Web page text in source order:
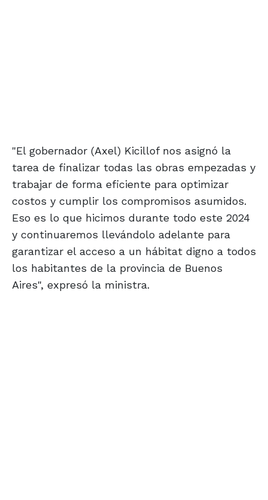
"El gobernador (Axel) Kicillof nos asignó la
tarea de finalizar todas las obras empezadas y
trabajar de forma eficiente para optimizar
costos y cumplir los compromisos asumidos.
Eso es lo que hicimos durante todo este 2024
y continuaremos llevándolo adelante para
garantizar el acceso a un hábitat digno a todos
los habitantes de la provincia de Buenos
Aires", expresó la ministra.